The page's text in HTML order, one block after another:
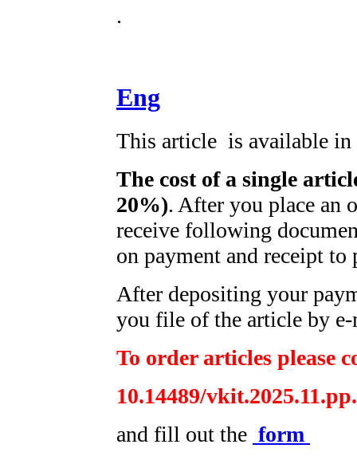
.
Eng
This article is available
The cost of a single
20%). After you place an
receive following
on payment and receipt to
After depositing your
you file of the article by
To order articles please
10.14489/
and fill out the form